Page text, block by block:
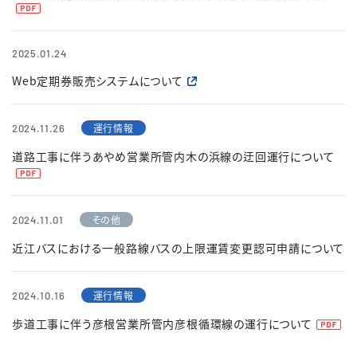
2025.01.24
Web定期券販売システムについて
2024.11.26 運行情報
道路工事に伴うあやめ営業所管内木の浜線の迂回運行について
2024.11.01 その他
近江バスにおける一般路線バスの上限運賃変更認可申請について
2024.10.16 運行情報
歩道工事に伴う彦根営業所管内彦根循環線の運行について